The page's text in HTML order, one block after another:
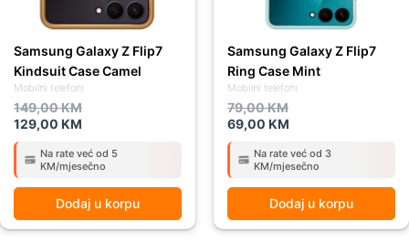
Mobilni telefoni
Samsung Galaxy Z Flip7
Kindsuit Case Camel
149,00KM
129,00 KM
Na rate već od 5
KM/mjesečno
Dodaj u korpu
Mobilni telefoni
Samsung Galaxy Z Flip7
Ring Case Mint
79,00KM
69,00 KM
Na rate već od 3
KM/mjesečno
Dodaj u korpu